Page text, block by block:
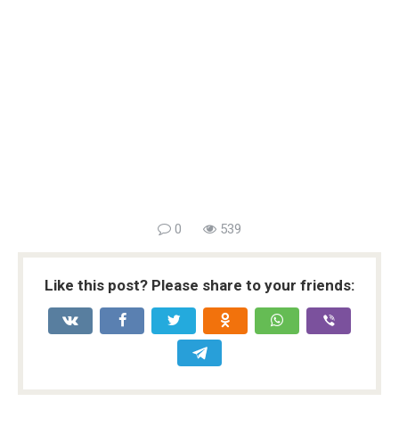
0 539
Like this post? Please share to your friends: